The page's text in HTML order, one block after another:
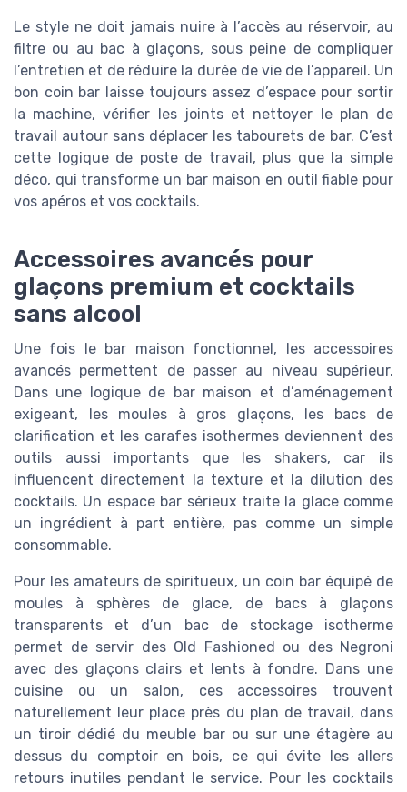
Le style ne doit jamais nuire à l’accès au réservoir, au
filtre ou au bac à glaçons, sous peine de compliquer
l’entretien et de réduire la durée de vie de l’appareil. Un
bon coin bar laisse toujours assez d’espace pour sortir
la machine, vérifier les joints et nettoyer le plan de
travail autour sans déplacer les tabourets de bar. C’est
cette logique de poste de travail, plus que la simple
déco, qui transforme un bar maison en outil fiable pour
vos apéros et vos cocktails.
Accessoires avancés pour
glaçons premium et cocktails
sans alcool
Une fois le bar maison fonctionnel, les accessoires
avancés permettent de passer au niveau supérieur.
Dans une logique de bar maison et d’aménagement
exigeant, les moules à gros glaçons, les bacs de
clarification et les carafes isothermes deviennent des
outils aussi importants que les shakers, car ils
influencent directement la texture et la dilution des
cocktails. Un espace bar sérieux traite la glace comme
un ingrédient à part entière, pas comme un simple
consommable.
Pour les amateurs de spiritueux, un coin bar équipé de
moules à sphères de glace, de bacs à glaçons
transparents et d’un bac de stockage isotherme
permet de servir des Old Fashioned ou des Negroni
avec des glaçons clairs et lents à fondre. Dans une
cuisine ou un salon, ces accessoires trouvent
naturellement leur place près du plan de travail, dans
un tiroir dédié du meuble bar ou sur une étagère au
dessus du comptoir en bois, ce qui évite les allers
retours inutiles pendant le service. Pour les cocktails